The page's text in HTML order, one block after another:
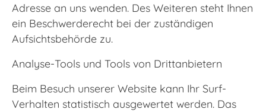
Adresse an uns wenden. Des Weiteren steht Ihnen
ein Beschwerderecht bei der zuständigen
Aufsichtsbehörde zu.
Analyse-Tools und Tools von Drittanbietern
Beim Besuch unserer Website kann Ihr Surf-
Verhalten statistisch ausgewertet werden. Das